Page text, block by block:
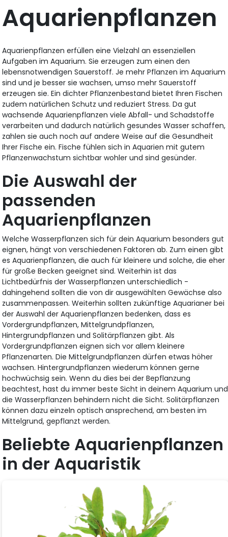
Aquarienpflanzen
Aquarienpflanzen erfüllen eine Vielzahl an essenziellen
Aufgaben im Aquarium. Sie erzeugen zum einen den
lebensnotwendigen Sauerstoff. Je mehr Pflanzen im Aquarium
sind und je besser sie wachsen, umso mehr Sauerstoff
erzeugen sie. Ein dichter Pflanzenbestand bietet Ihren Fischen
zudem natürlichen Schutz und reduziert Stress. Da gut
wachsende Aquarienpflanzen viele Abfall- und Schadstoffe
verarbeiten und dadurch natürlich gesundes Wasser schaffen,
zahlen sie auch noch auf andere Weise auf die Gesundheit
Ihrer Fische ein. Fische fühlen sich in Aquarien mit gutem
Pflanzenwachstum sichtbar wohler und sind gesünder.
Die Auswahl der
passenden
Aquarienpflanzen
Welche Wasserpflanzen sich für dein Aquarium besonders gut
eignen, hängt von verschiedenen Faktoren ab. Zum einen gibt
es Aquarienpflanzen, die auch für kleinere und solche, die eher
für große Becken geeignet sind. Weiterhin ist das
Lichtbedürfnis der Wasserpflanzen unterschiedlich -
dahingehend sollten die von dir ausgewählten Gewächse also
zusammenpassen. Weiterhin sollten zukünftige Aquarianer bei
der Auswahl der Aquarienpflanzen bedenken, dass es
Vordergrundpflanzen, Mittelgrundpflanzen,
Hintergrundpflanzen und Solitärpflanzen gibt. Als
Vordergrundpflanzen eignen sich vor allem kleinere
Pflanzenarten. Die Mittelgrundpflanzen dürfen etwas höher
wachsen. Hintergrundpflanzen wiederum können gerne
hochwüchsig sein. Wenn du dies bei der Bepflanzung
beachtest, hast du immer beste Sicht in deinem Aquarium und
die Wasserpflanzen behindern nicht die Sicht. Solitärpflanzen
können dazu einzeln optisch ansprechend, am besten im
Mittelgrund, gepflanzt werden.
Beliebte Aquarienpflanzen
in der Aquaristik